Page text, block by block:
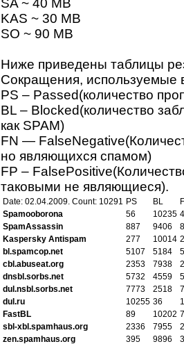
SA ~ 40 MB
KAS ~ 30 MB
SO ~ 90 MB
Ниже приведены таблицы
Сокращения, используемые
PS – Passed(количество
BL – Blocked(количество
как SPAM)
FN —
но являющихся спамом)
FP –
таковыми не являющиеся).
Date: 02.04.2009. Count: 10291 PS BL
Spamooborona
56 10235
SpamAssassin
887 9406
Kaspersky Antispam
277 10014
bl.spamcop.net
5107 5184
cbl.abuseat.org
2353 7938
dnsbl.sorbs.net
5732 4559
dul.nsbl.sorbs.net
7773 2518
dul.ru
10255 36
FastBL
89 10202
sbl-xbl.spamhaus.org
2336 7955
zen.spamhaus.org
395 9896